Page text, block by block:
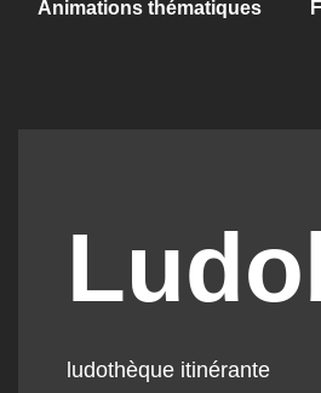
Animations thématiques
ludothèque itinérante